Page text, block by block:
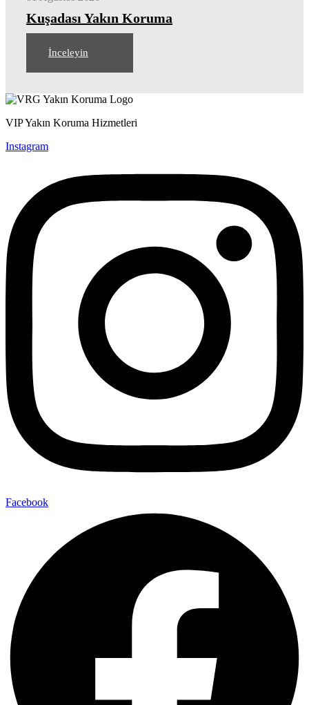
Kuşadası Yakın Koruma
İnceleyin
VIP Yakın Koruma Hizmetleri
Instagram
Facebook